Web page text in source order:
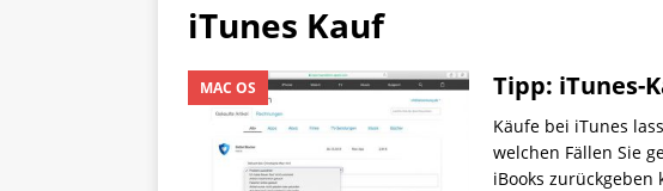
iTunes Kauf
MAC OS Tipp: iTunes-
Käufe bei iTunes
welchen Fällen Sie
iBooks